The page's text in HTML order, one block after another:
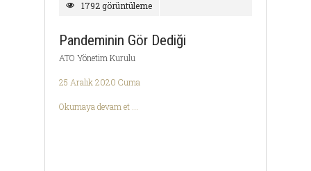
1792 görüntüleme
Pandeminin Gör Dediği
ATO Yönetim Kurulu
25 Aralık 2020 Cuma
Okumaya devam et ...